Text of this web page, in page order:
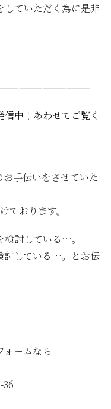
していただく為に是非
中！あわせてご覧く
手伝いをさせていた
ております。
討している…。
討している…。とお伝
ォームなら
36